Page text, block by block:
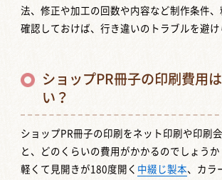
法、修正や加工の回数や内容など制作条件、
確認しておけば、行き違いのトラブルを避け
ショップPR冊子の印刷費用
い？
ショップPR冊子の印刷をネット印刷や印刷
と、どのくらいの費用がかかるのでしょうか
軽くて見開きが180度開く 中綴じ製本、カラ